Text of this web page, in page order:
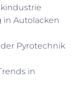
Autolacken
Pyrotechnik
in